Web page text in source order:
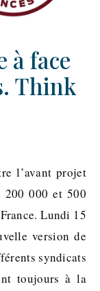
à face
Think
200 000 et 500
Lundi 15
version de
syndicats
toujours à la